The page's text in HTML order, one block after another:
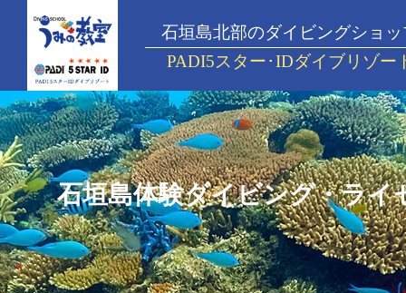
石垣島北部のダイビングショッ
PADI5スター･IDダイブリゾー
石垣島体験ダイビング・ライ